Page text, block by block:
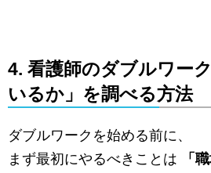
4. 看護師のダブルワー
いるか」を調べる方法
ダブルワークを始める前に、
まず最初にやるべきことは
「